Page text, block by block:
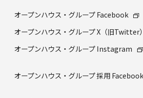
オープンハウス・グループ Facebook
オープンハウス・グループ X（旧Twitter）
オープンハウス・グループ Instagram
オープンハウス・グループ 採⽤ Facebook